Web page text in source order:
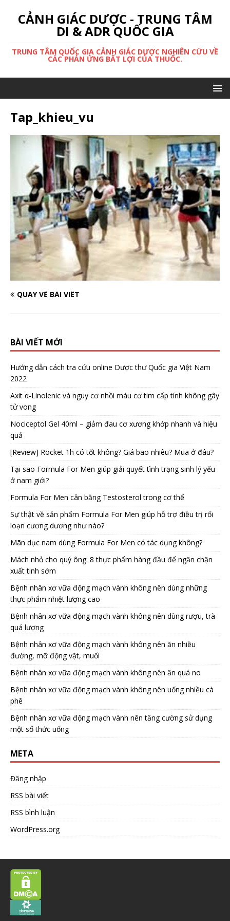
CẢNH GIÁC DƯỢC - TRUNG TÂM
DI & ADR QUỐC GIA
TRUNG TÂM QUỐC GIA CẢNH GIÁC DƯỢC NGHIÊN CỨU VỀ
CÁC PHẢN ỨNG BẤT LỢI CỦA THUỐC.
Tap_khieu_vu
QUAY VỀ BÀI VIẾT
BÀI VIẾT MỚI
Hướng dẫn cách tra cứu online Dược thư Quốc gia Việt Nam
2022
Axit α-Linolenic và nguy cơ nhồi máu cơ tim cấp tính không gây
tử vong
Nociceptol Gel 40ml – giảm đau cơ xương khớp nhanh và hiệu
quả
[Review] Rocket 1h có tốt không? Giá bao nhiêu? Mua ở đâu?
Tại sao Formula For Men giúp giải quyết tình trạng sinh lý yếu
ở nam giới?
Formula For Men cân bằng Testosterol trong cơ thể
Sự thật về sản phẩm Formula For Men giúp hỗ trợ điều trị rối
loạn cương dương như nào?
Mãn dục nam dùng Formula For Men có tác dụng không?
Mách nhỏ cho quý ông: 8 thực phẩm hàng đầu để ngăn chặn
xuất tinh sớm
Bệnh nhân xơ vữa động mạch vành không nên dùng những
thực phẩm nhiệt lượng cao
Bệnh nhân xơ vữa động mạch vành không nên dùng rượu, trà
quá lượng
Bệnh nhân xơ vữa động mạch vành không nên ăn nhiều
đường, mỡ động vật, muối
Bệnh nhân xơ vữa động mạch vành không nên ăn quá no
Bệnh nhân xơ vữa động mạch vành không nên uống nhiều cà
phê
Bệnh nhân xơ vữa động mạch vành nên tăng cường sử dụng
một số thức uống
META
Đăng nhập
RSS bài viết
RSS bình luận
WordPress.org